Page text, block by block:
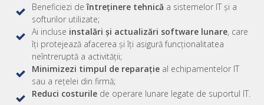
Beneficiezi deîntreținere tehnică a sistemelor IT și a
softurilor utilizate;
Ai incluse instalări și actualizări software lunare, care
îți protejează afacerea și îți asigură funcționalitatea
neîntreruptă a activității;
Minimizezi timpul de reparație al echipamentelor IT
sau a rețelei din firmă;
Reduci costurile de operare lunare legate de suportul IT.